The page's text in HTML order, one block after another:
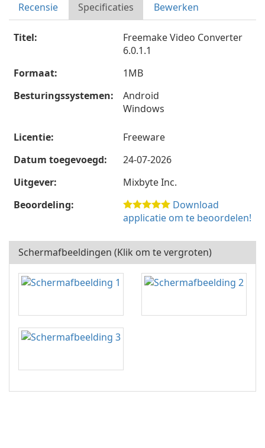
Recensie Specificaties Bewerken
Titel:
Freemake Video Converter
6.0.1.1
Formaat:
1MB
Besturingssystemen:
Android
Windows
Licentie:
Freeware
Datum toegevoegd:
24-07-2026
Uitgever:
Mixbyte Inc.
Beoordeling:
Download
applicatie om te beoordelen!
Schermafbeeldingen (Klik om te vergroten)